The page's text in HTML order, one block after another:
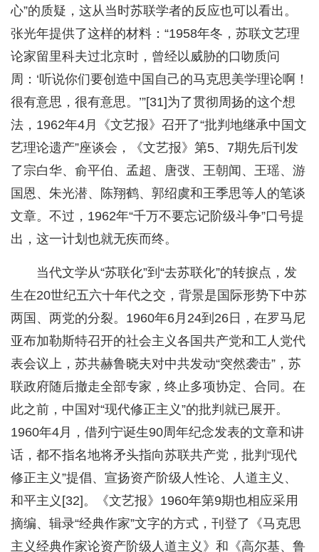
心”的质疑，这从当时苏联学者的反应也可以看出。
张光年提供了这样的材料：“1958年冬，苏联文艺理
论家留里科夫过北京时，曾经以威胁的口吻质问
周：‘听说你们要创造中国自己的马克思美学理论啊！
很有意思，很有意思。’”[31]为了贯彻周扬的这个想
法，1962年4月《文艺报》召开了“批判地继承中国文
艺理论遗产”座谈会，《文艺报》第5、7期先后刊发
了宗白华、俞平伯、孟超、唐弢、王朝闻、王瑶、游
国恩、朱光潜、陈翔鹤、郭绍虞和王季思等人的笔谈
文章。不过，1962年“千万不要忘记阶级斗争”口号提
出，这一计划也就无疾而终。
当代文学从“苏联化”到“去苏联化”的转捩点，发
生在20世纪五六十年代之交，背景是国际形势下中苏
两国、两党的分裂。1960年6月24到26日，在罗马尼
亚布加勒斯特召开的社会主义各国共产党和工人党代
表会议上，苏共赫鲁晓夫对中共发动“突然袭击”，苏
联政府随后撤走全部专家，终止多项协定、合同。在
此之前，中国对“现代修正主义”的批判就已展开。
1960年4月，借列宁诞生90周年纪念发表的文章和讲
话，都不指名地将矛头指向苏联共产党，批判“现代
修正主义”提倡、宣扬资产阶级人性论、人道主义、
和平主义[32]。《文艺报》1960年第9期也相应采用
摘编、辑录“经典作家”文字的方式，刊登了《马克思
主义经典作家论资产阶级人道主义》和《高尔基、鲁